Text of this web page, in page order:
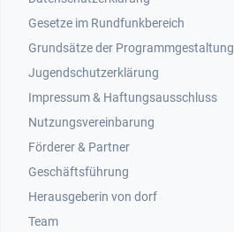
Gesetze im Rundfunkbereich
Grundsätze der Programmgestaltung
Jugendschutzerklärung
Impressum & Haftungsausschluss
Nutzungsvereinbarung
Footer 2
Förderer & Partner
Geschäftsführung
Herausgeberin von dorf
Team